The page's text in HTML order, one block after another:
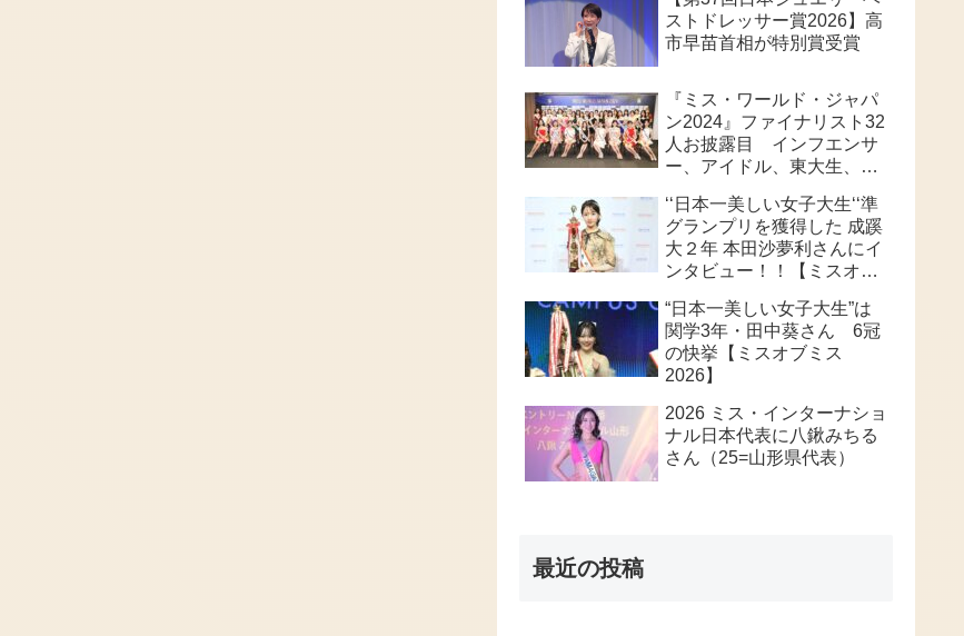
賞
ストドレッサー賞2026】高
市早苗首相が特別賞受賞
『ミス・ワールド・ジャパ
ン2024』ファイナリスト32
人お披露目 インフエンサ
ー、アイドル、東大生、俳
頂点は、誰なのか？
‘‘日本一美しい女子大生‘‘準
グランプリを獲得した 成蹊
大２年 本田沙夢利さんにイ
ンタビュー！！【ミスオブ
“日本一美しい女子大生”は
関学3年・田中葵さん 6冠
の快挙【ミスオブミス
2026】
2026 ミス・インターナショ
ナル日本代表に八鍬みちる
さん（25=山形県代表）
最近の投稿